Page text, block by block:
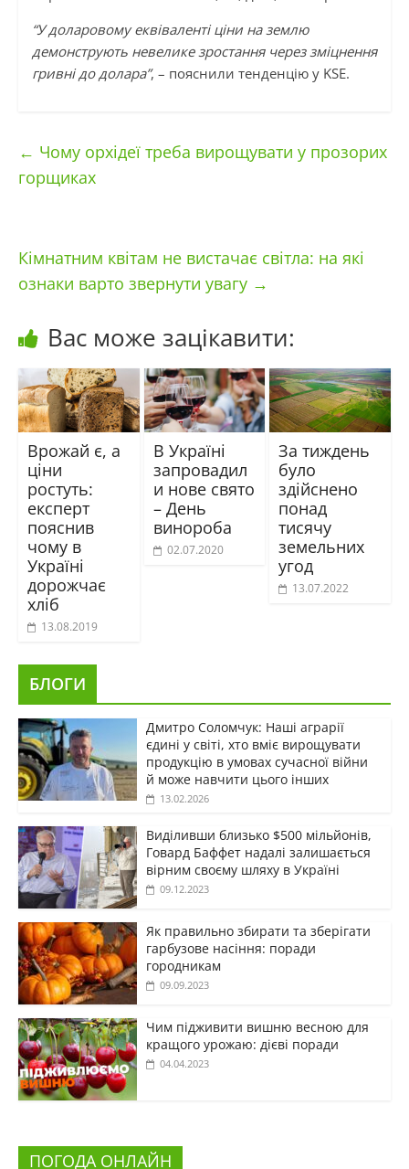
“У доларовому еквіваленті ціни на землю
демонструють невелике зростання через зміцнення
гривні до долара”, – пояснили тенденцію у KSE.
← Чому орхідеї треба вирощувати у прозорих
горщиках
Кімнатним квітам не вистачає світла: на які
ознаки варто звернути увагу →
Вас може зацікавити:
Врожай є, а
ціни
ростуть:
експерт
пояснив
чому в
Україні
дорожчає
хліб
13.08.2019
В Україні
запровадил
и нове свято
– День
винороба
02.07.2020
За тиждень
було
здійснено
понад
тисячу
земельних
угод
13.07.2022
БЛОГИ
Дмитро Соломчук: Наші аграрії
єдині у світі, хто вміє вирощувати
продукцію в умовах сучасної війни
й може навчити цього інших
13.02.2026
Виділивши близько $500 мільйонів,
Говард Баффет надалі залишається
вірним своєму шляху в Україні
09.12.2023
Як правильно збирати та зберігати
гарбузове насіння: поради
городникам
09.09.2023
Чим підживити вишню весною для
кращого урожаю: дієві поради
04.04.2023
ПОГОДА ОНЛАЙН